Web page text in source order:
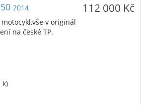
112 000 Kč
2014
v originál
na české TP.
k)